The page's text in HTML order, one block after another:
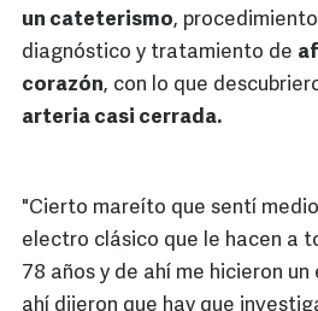
un cateterismo,
diagnóstico y tratamiento de
corazón, con lo que
arteria casi cerrada.
"Cierto mareíto que sentí
electro clásico que le hacen a
78 años y de ahí me hicieron
ahí dijeron que hay que